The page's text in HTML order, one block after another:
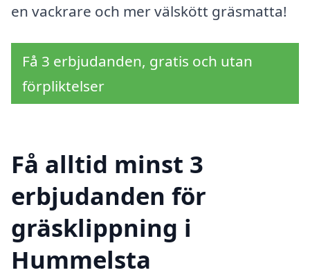
en vackrare och mer välskött gräsmatta!
Få 3 erbjudanden, gratis och utan
förpliktelser
Få alltid minst 3
erbjudanden för
gräsklippning i
Hummelsta